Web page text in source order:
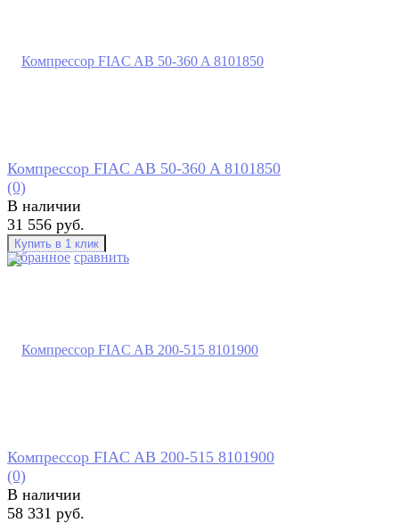
избранное сравнить
Компрессор FIAC AB 50-360 A 8101850
(0)
В наличии
31 556 руб.
Компрессор FIAC AB 200-515 8101900
(0)
В наличии
58 331 руб.